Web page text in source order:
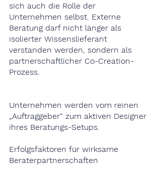
sich auch die Rolle der
Unternehmen selbst. Externe
Beratung darf nicht länger als
isolierter Wissenslieferant
verstanden werden, sondern als
partnerschaftlicher Co-Creation-
Prozess.
Unternehmen werden vom reinen
„Auftraggeber“ zum aktiven Designer
ihres Beratungs-Setups.
Erfolgsfaktoren für wirksame
Beraterpartnerschaften